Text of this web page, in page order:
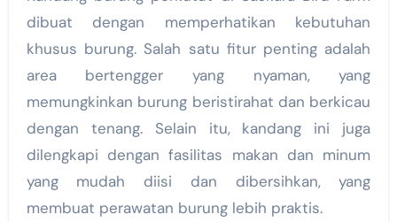
dibuat dengan memperhatikan kebutuhan
khusus burung. Salah satu fitur penting adalah
area bertengger yang nyaman, yang
memungkinkan burung beristirahat dan berkicau
dengan tenang. Selain itu, kandang ini juga
dilengkapi dengan fasilitas makan dan minum
yang mudah diisi dan dibersihkan, yang
membuat perawatan burung lebih praktis.